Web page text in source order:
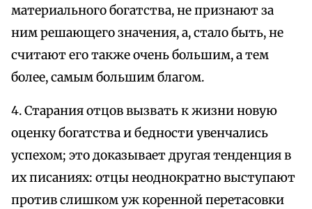
материального богатства, не признают за
ним решающего значения, а, стало быть, не
считают его также очень большим, а тем
более, самым большим благом.
4. Старания отцов вызвать к жизни новую
оценку богатства и бедности увенчались
успехом; это доказывает другая тенденция в
их писаниях: отцы неоднократно выступают
против слишком уж коренной перетасовки